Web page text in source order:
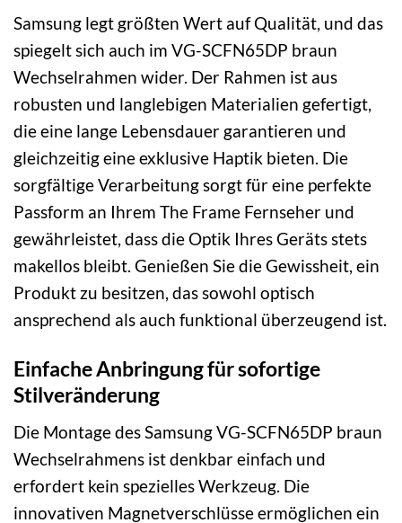
Samsung legt größten Wert auf Qualität, und das
spiegelt sich auch im VG-SCFN65DP braun
Wechselrahmen wider. Der Rahmen ist aus
robusten und langlebigen Materialien gefertigt,
die eine lange Lebensdauer garantieren und
gleichzeitig eine exklusive Haptik bieten. Die
sorgfältige Verarbeitung sorgt für eine perfekte
Passform an Ihrem The Frame Fernseher und
gewährleistet, dass die Optik Ihres Geräts stets
makellos bleibt. Genießen Sie die Gewissheit, ein
Produkt zu besitzen, das sowohl optisch
ansprechend als auch funktional überzeugend ist.
Einfache Anbringung für sofortige
Stilveränderung
Die Montage des Samsung VG-SCFN65DP braun
Wechselrahmens ist denkbar einfach und
erfordert kein spezielles Werkzeug. Die
innovativen Magnetverschlüsse ermöglichen ein